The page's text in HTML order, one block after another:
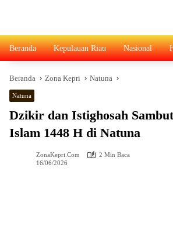
Beranda Kepulauan Riau Nasional
Beranda Zona Kepri Natuna
Natuna
Dzikir dan Istighosah
Islam 1448 H di Natuna
ZonaKepri.com
2 Min Baca
16/06/2026